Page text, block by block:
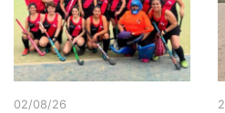
02/08/26